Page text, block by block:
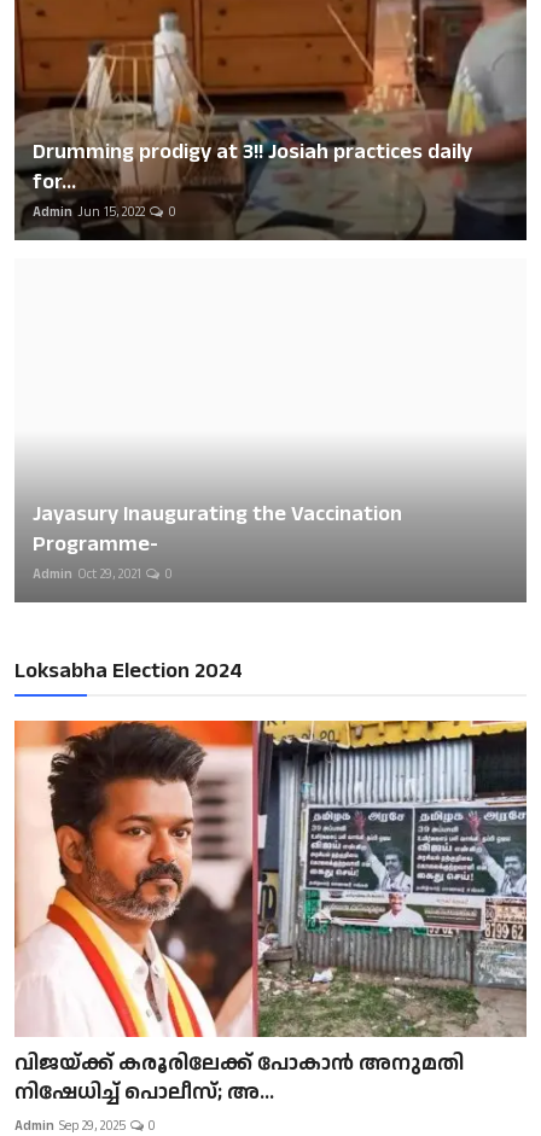
Drumming prodigy at 3!! Josiah practices daily
for...
Admin Jun 15, 2022 0
Jayasury Inaugurating the Vaccination
Programme-
Admin Oct 29, 2021 0
Loksabha Election 2024
വിജയ്ക്ക് കരൂരിലേക്ക് പോകാൻ അനുമതി
നിഷേധിച്ച് പൊലീസ്; അ...
Admin Sep 29, 2025 0